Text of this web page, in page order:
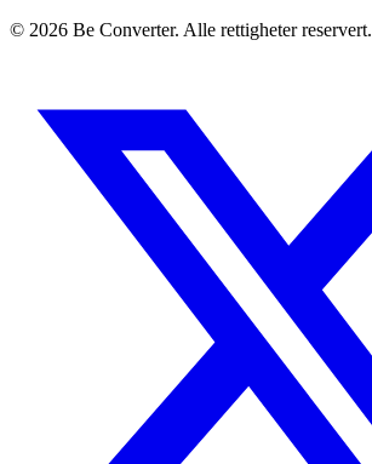
© 2026 Be Converter. Alle rettigheter reservert.